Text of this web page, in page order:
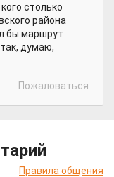
столько
района
бы маршрут
думаю,
Пожаловаться
Правила общения